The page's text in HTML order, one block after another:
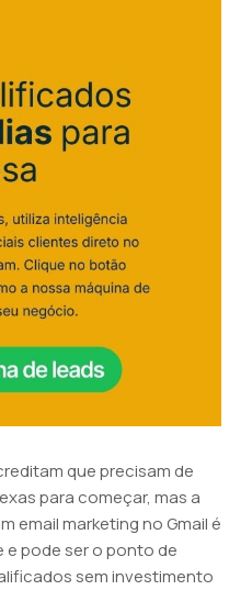
que precisam de
para começar, mas a
email marketing no Gmail é
e pode ser o ponto de
sem investimento